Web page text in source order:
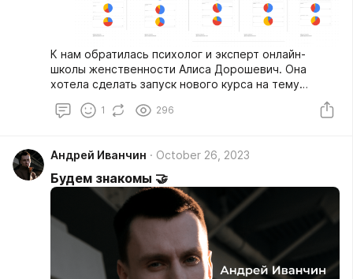
К нам обратилась психолог и эксперт онлайн-
школы женственности Алиса Дорошевич. Она
хотела сделать запуск нового курса на тему
денежного мышления, а перед этим глубже изучить
целевую аудиторию, понять будет ли новая тема
1 296
Андрей Иванчин October 26, 2023
Будем знакомы 🤝